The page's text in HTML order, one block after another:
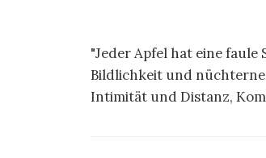
"Jeder Apfel hat eine
Bildlichkeit und
Intimität und Distanz,